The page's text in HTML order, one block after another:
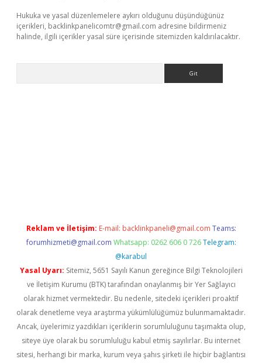
Hukuka ve yasal düzenlemelere aykırı olduğunu düşündüğünüz
içerikleri, backlinkpanelicomtr@gmail.com adresine bildirmeniz
halinde, ilgili içerikler yasal süre içerisinde sitemizden kaldırılacaktır.
Reklam ve İletişim: E-mail: backlinkpaneli@gmail.com Teams:
forumhizmeti@gmail.com Whatsapp: 0262 606 0 726 Telegram:
@karabul
Yasal Uyarı: Sitemiz, 5651 Sayılı Kanun gereğince Bilgi Teknolojileri
ve İletişim Kurumu (BTK) tarafından onaylanmış bir Yer Sağlayıcı
olarak hizmet vermektedir. Bu nedenle, sitedeki içerikleri proaktif
olarak denetleme veya araştırma yükümlülüğümüz bulunmamaktadır.
Ancak, üyelerimiz yazdıkları içeriklerin sorumluluğunu taşımakta olup,
siteye üye olarak bu sorumluluğu kabul etmiş sayılırlar. Bu internet
sitesi, herhangi bir marka, kurum veya şahıs şirketi ile hiçbir bağlantısı